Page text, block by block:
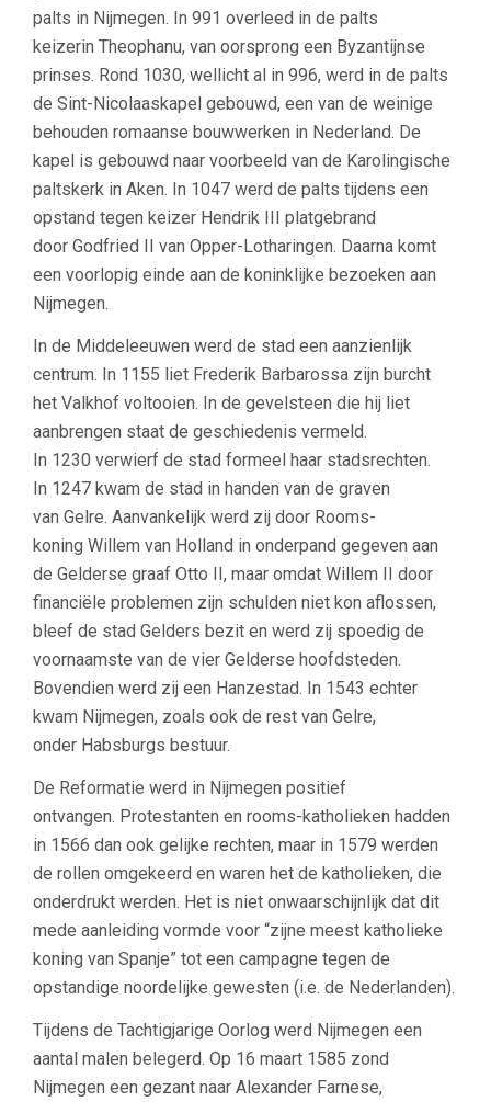
palts in Nijmegen. In 991 overleed in de palts
keizerin Theophanu, van oorsprong een Byzantijnse
prinses. Rond 1030, wellicht al in 996, werd in de palts
de Sint-Nicolaaskapel gebouwd, een van de weinige
behouden romaanse bouwwerken in Nederland. De
kapel is gebouwd naar voorbeeld van de Karolingische
paltskerk in Aken. In 1047 werd de palts tijdens een
opstand tegen keizer Hendrik III platgebrand
door Godfried II van Opper-Lotharingen. Daarna komt
een voorlopig einde aan de koninklijke bezoeken aan
Nijmegen.
In de Middeleeuwen werd de stad een aanzienlijk
centrum. In 1155 liet Frederik Barbarossa zijn burcht
het Valkhof voltooien. In de gevelsteen die hij liet
aanbrengen staat de geschiedenis vermeld.
In 1230 verwierf de stad formeel haar stadsrechten.
In 1247 kwam de stad in handen van de graven
van Gelre. Aanvankelijk werd zij door Rooms-
koning Willem van Holland in onderpand gegeven aan
de Gelderse graaf Otto II, maar omdat Willem II door
financiële problemen zijn schulden niet kon aflossen,
bleef de stad Gelders bezit en werd zij spoedig de
voornaamste van de vier Gelderse hoofdsteden.
Bovendien werd zij een Hanzestad. In 1543 echter
kwam Nijmegen, zoals ook de rest van Gelre,
onder Habsburgs bestuur.
De Reformatie werd in Nijmegen positief
ontvangen. Protestanten en rooms-katholieken hadden
in 1566 dan ook gelijke rechten, maar in 1579 werden
de rollen omgekeerd en waren het de katholieken, die
onderdrukt werden. Het is niet onwaarschijnlijk dat dit
mede aanleiding vormde voor “zijne meest katholieke
koning van Spanje” tot een campagne tegen de
opstandige noordelijke gewesten (i.e. de Nederlanden).
Tijdens de Tachtigjarige Oorlog werd Nijmegen een
aantal malen belegerd. Op 16 maart 1585 zond
Nijmegen een gezant naar Alexander Farnese,